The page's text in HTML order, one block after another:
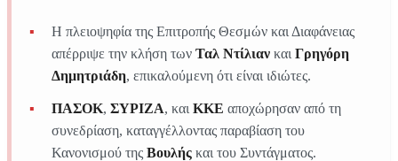
Η πλειοψηφία της Επιτροπής Θεσμών και Διαφάνειας
απέρριψε την κλήση των Ταλ Ντίλιαν και Γρηγόρη
Δημητριάδη, επικαλούμενη ότι είναι ιδιώτες.
ΠΑΣΟΚ, ΣΥΡΙΖΑ, και ΚΚΕ αποχώρησαν από τη
συνεδρίαση, καταγγέλλοντας παραβίαση του
Κανονισμού της Βουλής και του Συντάγματος.